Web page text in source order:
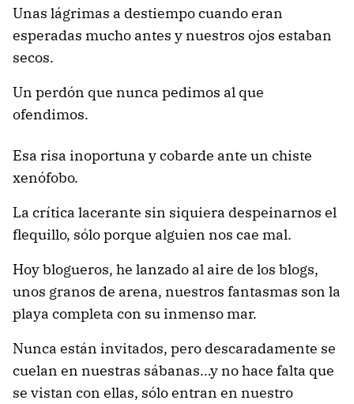
Unas lágrimas a destiempo cuando eran
esperadas mucho antes y nuestros ojos estaban
secos.
Un perdón que nunca pedimos al que
ofendimos.
Esa risa inoportuna y cobarde ante un chiste
xenófobo.
La crítica lacerante sin siquiera despeinarnos el
flequillo, sólo porque alguien nos cae mal.
Hoy blogueros, he lanzado al aire de los blogs,
unos granos de arena, nuestros fantasmas son la
playa completa con su inmenso mar.
Nunca están invitados, pero descaradamente se
cuelan en nuestras sábanas…y no hace falta que
se vistan con ellas, sólo entran en nuestro